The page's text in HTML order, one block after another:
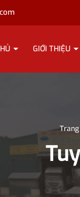
GIỚI THIỆU